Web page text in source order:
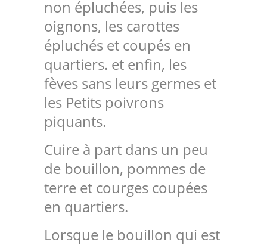
non épluchées, puis les
oignons, les carottes
épluchés et coupés en
quartiers. et enfin, les
fèves sans leurs germes et
les Petits poivrons
piquants.
Cuire à part dans un peu
de bouillon, pommes de
terre et courges coupées
en quartiers.
Lorsque le bouillon qui est